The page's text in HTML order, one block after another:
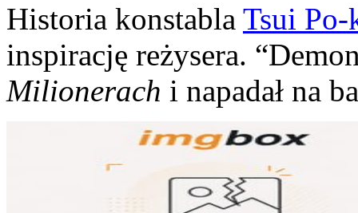
Historia konstabla Tsui Po-
inspirację reżysera.
Milionerach i napadał na